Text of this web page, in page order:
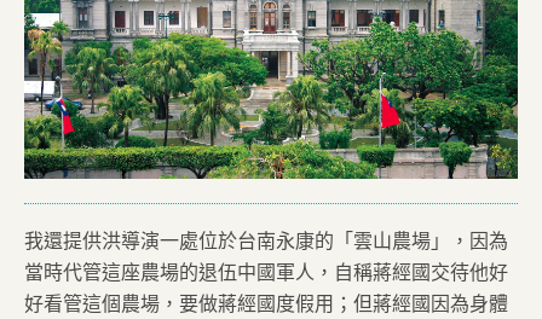
我還提供洪導演一處位於台南永康的「雲山農場」，因為
當時代管這座農場的退伍中國軍人，自稱蔣經國交待他好
好看管這個農場，要做蔣經國度假用；但蔣經國因為身體